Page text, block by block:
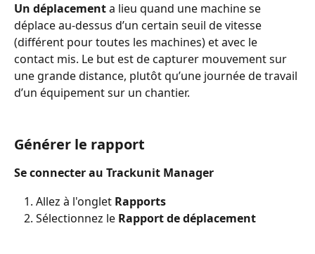
Un déplacement a lieu quand une machine se
déplace au-dessus d’un certain seuil de vitesse
(différent pour toutes les machines) et avec le
contact mis. Le but est de capturer mouvement sur
une grande distance, plutôt qu’une journée de travail
d’un équipement sur un chantier.
Générer le rapport
Se connecter au Trackunit Manager
Allez à l'onglet Rapports
Sélectionnez le Rapport de déplacement